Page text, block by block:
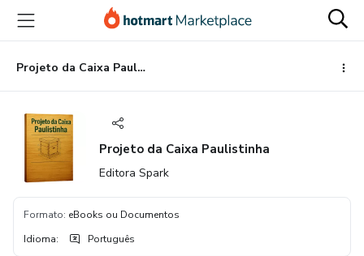
para
conteúdo
principal
para
pagamento
para
rodapé
Projeto da Caixa Paulistinha
Projeto da Caixa Paulistinha
Editora Spark
Formato: eBooks ou Documentos
Idioma: Português